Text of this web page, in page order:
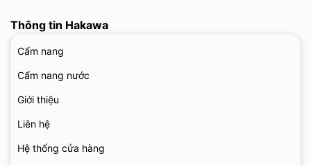
Thông tin Hakawa
Cẩm nang
Cẩm nang nước
Giới thiệu
Liên hệ
Hệ thống cửa hàng